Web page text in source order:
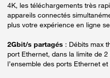
4K, les téléchargements très
appareils connectés
plus votre expérience en ligne
2Gbit/s partagés : Débits max
port Ethernet, dans la limite de
l’ensemble des ports Ethernet et